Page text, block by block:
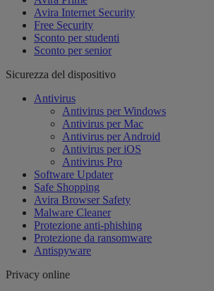
Avira Internet Security
Free Security
Sconto per studenti
Sconto per senior
Sicurezza del dispositivo
Antivirus
Antivirus per Windows
Antivirus per Mac
Antivirus per Android
Antivirus per iOS
Antivirus Pro
Software Updater
Safe Shopping
Avira Browser Safety
Malware Cleaner
Protezione anti-phishing
Protezione da ransomware
Antispyware
Privacy online